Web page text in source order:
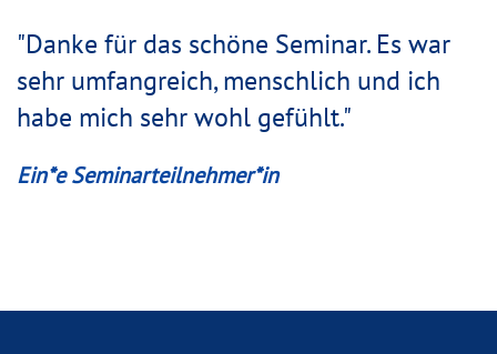
"Danke für das schöne Seminar. Es war
sehr umfangreich, menschlich und ich
habe mich sehr wohl gefühlt."
Ein*e Seminarteilnehmer*in